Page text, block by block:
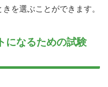
を選ぶことができます。
になるための試験